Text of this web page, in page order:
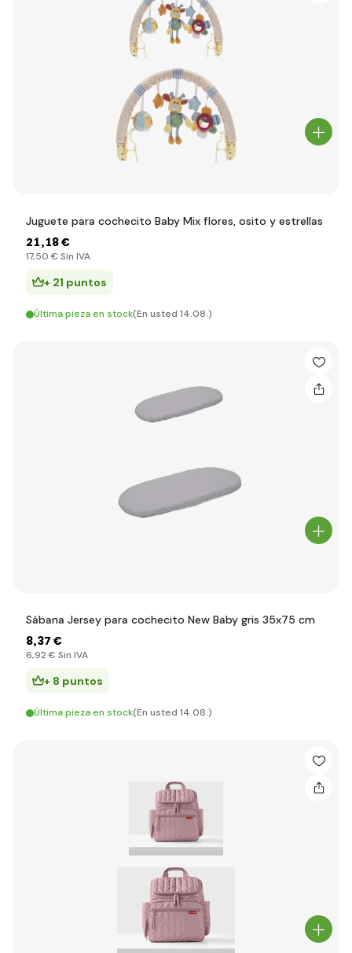
Juguete para cochecito Baby Mix flores, osito y estrellas
21,18 €
17,50 € Sin IVA
+ 21 puntos
Última pieza en stock(En usted 14.08.)
Sábana Jersey para cochecito New Baby gris 35x75 cm
8,37 €
6,92 € Sin IVA
+ 8 puntos
Última pieza en stock(En usted 14.08.)